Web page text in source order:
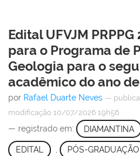
Edital UFVJM
para o Programa de
Geologia para o
acadêmico do ano
por Rafael Duarte Neves —
modificação 10/07/2026 19h56
— registrado em: DIAMANTINA
EDITAL , PÓS-GRADUAÇÃO